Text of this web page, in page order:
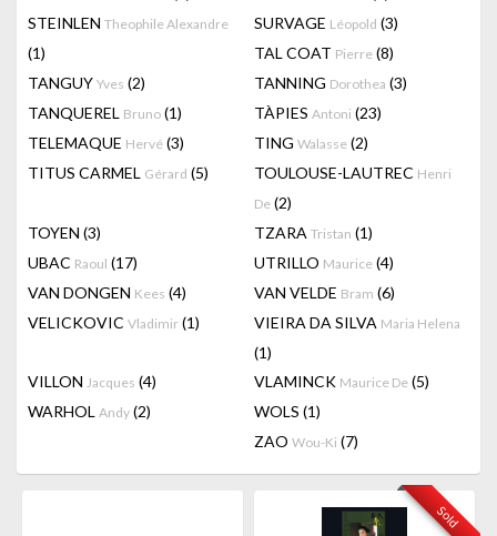
STEINLEN Theophile Alexandre
(1)
SURVAGE Léopold (3)
TAL COAT Pierre (8)
TANGUY Yves (2) TANNING Dorothea (3)
TANQUEREL Bruno (1) TÀPIES Antoni (23)
TELEMAQUE Hervé (3) TING Walasse (2)
TITUS CARMEL Gérard (5) TOULOUSE-LAUTREC Henri
De (2)
TOYEN (3) TZARA Tristan (1)
UBAC Raoul (17) UTRILLO Maurice (4)
VAN DONGEN Kees (4) VAN VELDE Bram (6)
VELICKOVIC Vladimir (1) VIEIRA DA SILVA Maria Helena
(1)
VILLON Jacques (4) VLAMINCK Maurice De (5)
WARHOL Andy (2) WOLS (1)
ZAO Wou-Ki (7)
Sold